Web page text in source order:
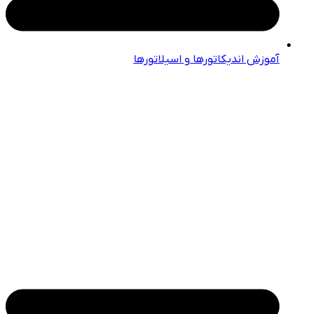
آموزش اندیکاتورها و اسیلاتورها